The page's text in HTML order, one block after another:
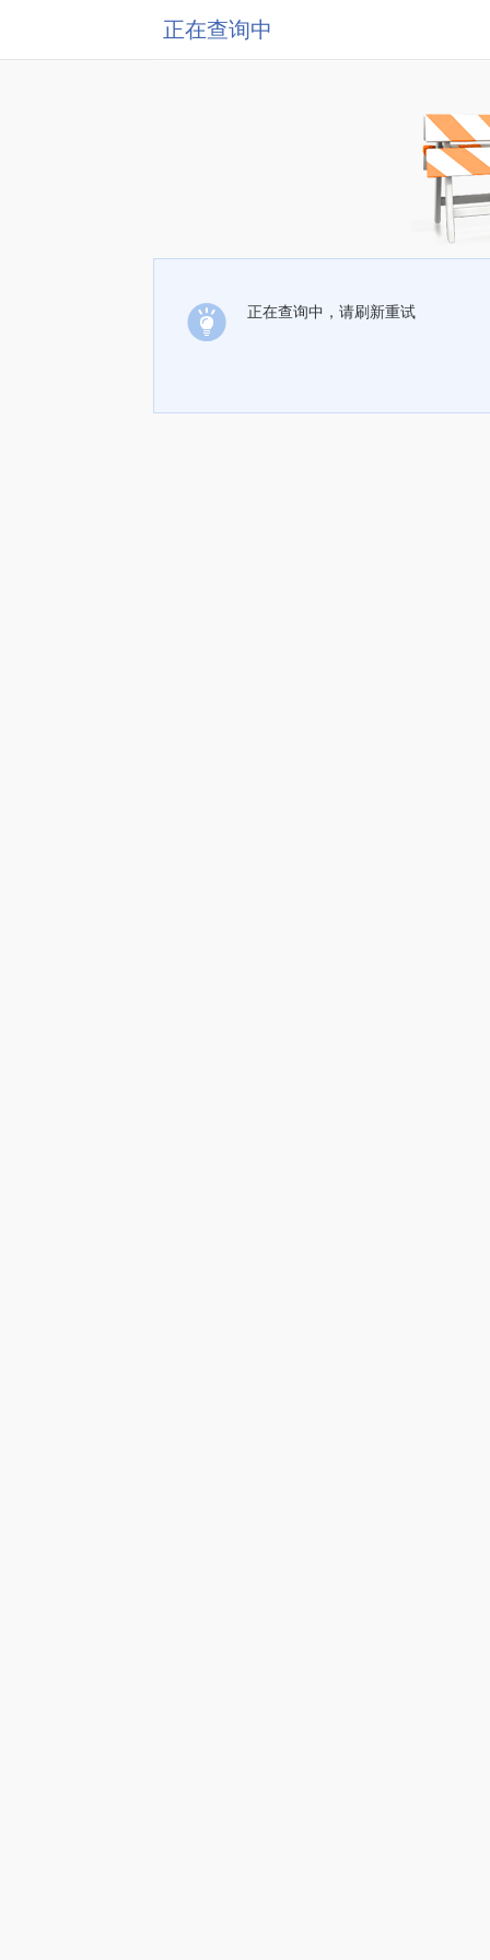
正在查询中
正在查询中，请刷新重试